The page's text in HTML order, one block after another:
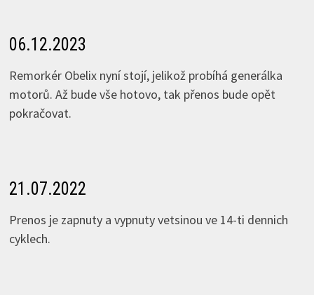
06.12.2023
Remorkér Obelix nyní stojí, jelikož probíhá generálka
motorů. Až bude vše hotovo, tak přenos bude opět
pokračovat.
21.07.2022
Prenos je zapnuty a vypnuty vetsinou ve 14-ti dennich
cyklech.